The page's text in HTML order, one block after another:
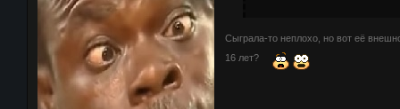
Сыграла-то неплохо, но вот её
16 лет?